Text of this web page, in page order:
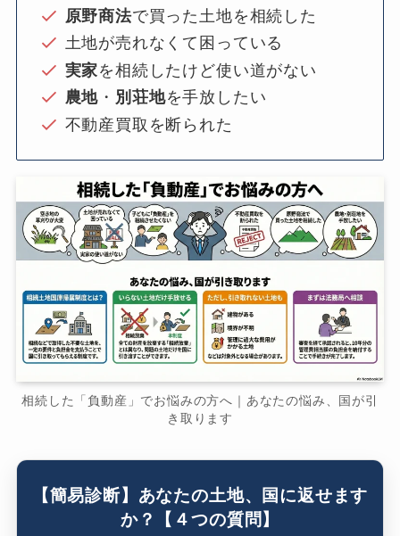
原野商法で買った土地を相続した
土地が売れなくて困っている
実家を相続したけど使い道がない
農地 ・ 別荘地を手放したい
不動産買取を断られた
相続した「負動産」でお悩みの方へ｜あなたの悩み、国が引
き取ります
【簡易診断】あなたの土地、国に返せます
か？【４つの質問】